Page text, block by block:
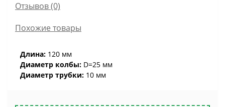
Отзывов (0)
Похожие товары
Длина: 120 мм
Диаметр колбы: D=25 мм
Диаметр трубки: 10 мм